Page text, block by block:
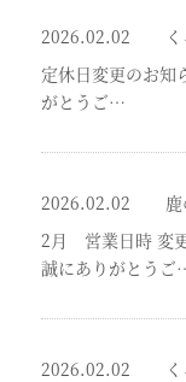
2026.02.02
定休日変更のお知
がとうご…
2026.02.02
2月 営業日時 変
誠にありがとう
2026.02.02